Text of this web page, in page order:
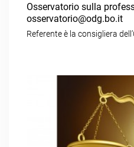
Osservatorio sulla
osservatorio@odg.bo.it
Referente è la consigliera